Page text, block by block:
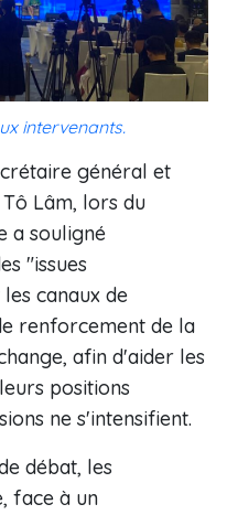
intervenants.
général et
Lâm, lors du
a souligné
"issues
canaux de
renforcement de la
afin d'aider les
positions
ne s'intensifient.
débat, les
face à un